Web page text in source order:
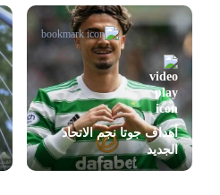
أهداف جوتا نجم الاتحاد
الجديد